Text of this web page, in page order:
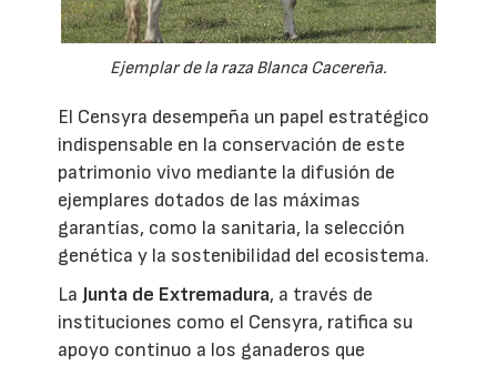
Ejemplar de la raza Blanca Cacereña.
El Censyra desempeña un papel estratégico
indispensable en la conservación de este
patrimonio vivo mediante la difusión de
ejemplares dotados de las máximas
garantías, como la sanitaria, la selección
genética y la sostenibilidad del ecosistema.
La Junta de Extremadura, a través de
instituciones como el Censyra, ratifica su
apoyo continuo a los ganaderos que